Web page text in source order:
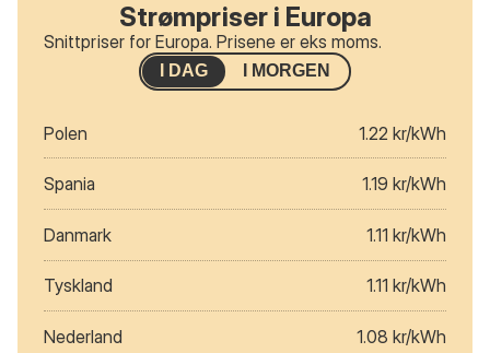
Strømpriser i Europa
Snittpriser for Europa. Prisene er eks moms.
I DAG I MORGEN
Polen 1.22 kr/kWh
Spania 1.19 kr/kWh
Danmark 1.11 kr/kWh
Tyskland 1.11 kr/kWh
Nederland 1.08 kr/kWh